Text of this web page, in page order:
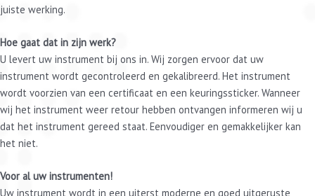
juiste werking.
Hoe gaat dat in zijn werk?
U levert uw instrument bij ons in. Wij zorgen ervoor dat uw
instrument wordt gecontroleerd en gekalibreerd. Het instrument
wordt voorzien van een certificaat en een keuringssticker. Wanneer
wij het instrument weer retour hebben ontvangen informeren wij u
dat het instrument gereed staat. Eenvoudiger en gemakkelijker kan
het niet.
Voor al uw instrumenten!
Uw instrument wordt in een uiterst moderne en goed uitgeruste